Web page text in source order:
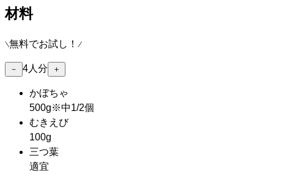
材料
無料でお試し！
－ 4人分 ＋
かぼちゃ
500g※中1/2個
むきえび
100g
三つ葉
適宜